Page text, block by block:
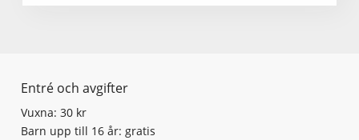
Entré och avgifter
Vuxna: 30 kr
Barn upp till 16 år: gratis